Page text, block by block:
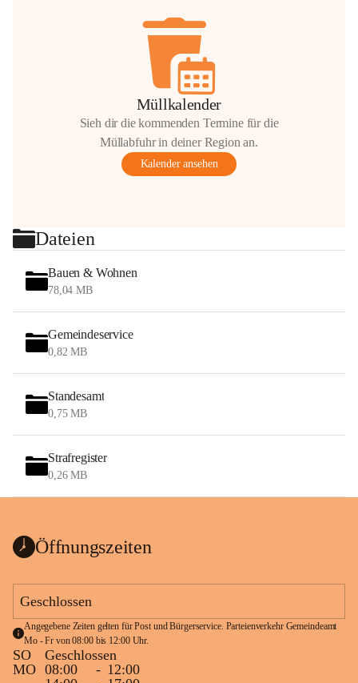
Müllkalender
Sieh dir die kommenden Termine für die
Müllabfuhr in deiner Region an.
Kalender ansehen
Dateien
Bauen & Wohnen
78,04 MB
Gemeindeservice
0,82 MB
Standesamt
0,75 MB
Strafregister
0,26 MB
Öffnungszeiten
Geschlossen
Angegebene Zeiten gelten für Post und Bürgerservice. Parteienverkehr Gemeindeamt
Mo - Fr von 08:00 bis 12:00 Uhr.
SO
Geschlossen
MO 08:00 - 12:00